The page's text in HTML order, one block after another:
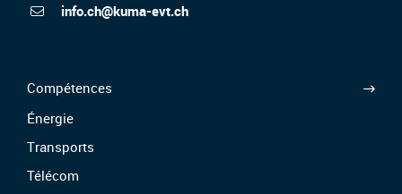
info.ch@kuma-evt.ch
Compétences
Énergie
Transports
Télécom